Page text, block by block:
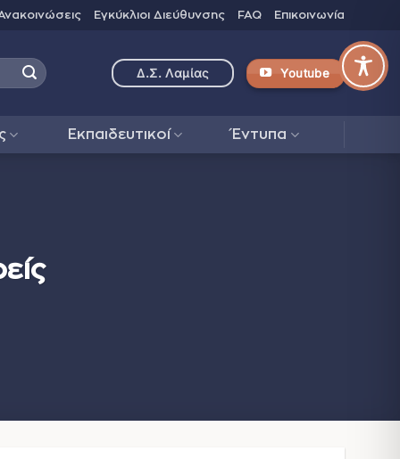
Εγκύκλιοι Διεύθυνσης FAQ Επικοινωνία
Δ.Σ. Λαμίας Youtube
Εκπαιδευτικοί Έντυπα